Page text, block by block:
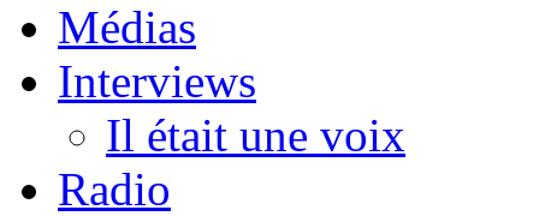
Médias
Interviews
Il était une voix
Radio